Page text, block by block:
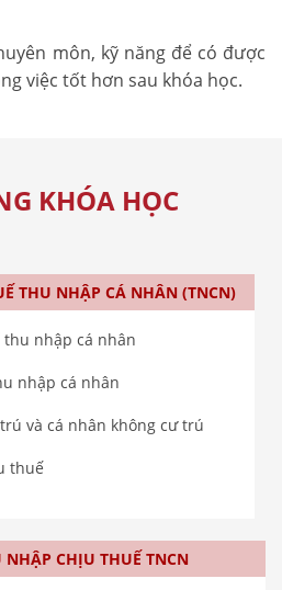
môn, kỹ năng để có được
việc tốt hơn sau khóa học.
KHÓA HỌC
THU NHẬP CÁ NHÂN (TNCN)
thu nhập cá nhân
nhập cá nhân
và cá nhân không cư trú
thuế
NHẬP CHỊU THUẾ TNCN